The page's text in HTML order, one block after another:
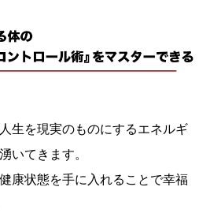
生を現実のものにするエネルギ
いてきます。
康状態を手に入れることで幸福